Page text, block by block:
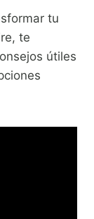
tu
te
útiles